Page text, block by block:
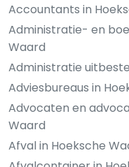
Accountants in
Administratie- en
Waard
Administratie
Adviesbureaus in
Advocaten en
Waard
Afval in Hoeksche